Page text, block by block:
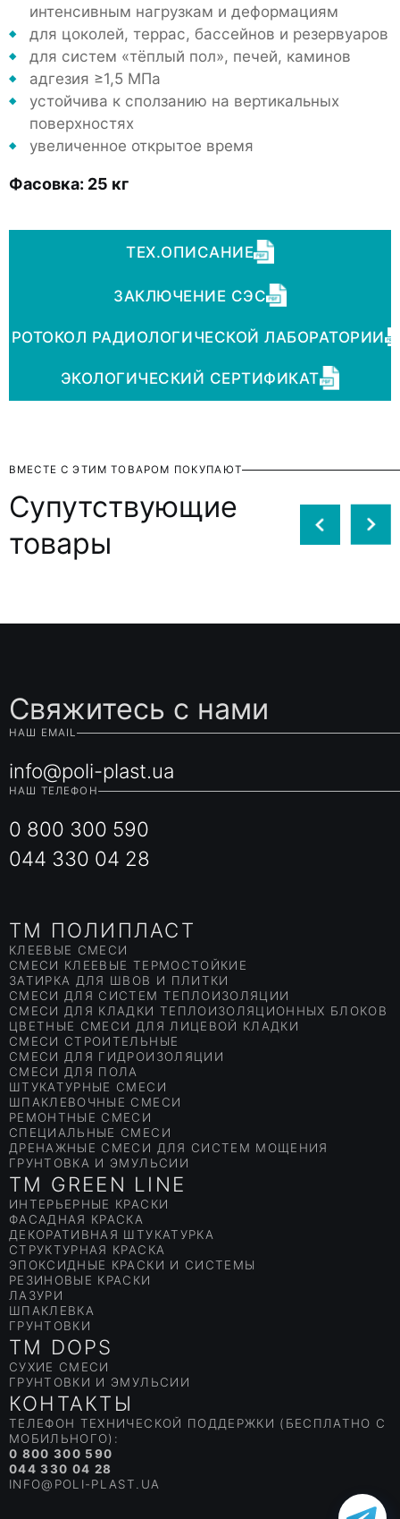
интенсивным нагрузкам и деформациям
для цоколей, террас, бассейнов и резервуаров
для систем «тёплый пол», печей, каминов
адгезия ≥1,5 МПа
устойчива к сползанию на вертикальных
поверхностях
увеличенное открытое время
Фасовка: 25 кг
ТЕХ.ОПИСАНИЕ
ЗАКЛЮЧЕНИЕ СЭС
ПРОТОКОЛ РАДИОЛОГИЧЕСКОЙ ЛАБОРАТОРИИ
ЭКОЛОГИЧЕСКИЙ СЕРТИФИКАТ
ВМЕСТЕ С ЭТИМ ТОВАРОМ ПОКУПАЮТ
Супутствующие
товары
Свяжитесь с нами
НАШ EMAIL
info@poli-plast.ua
НАШ ТЕЛЕФОН
0 800 300 590
044 330 04 28
TM ПОЛИПЛАСТ
КЛЕЕВЫЕ СМЕСИ
СМЕСИ КЛЕЕВЫЕ ТЕРМОСТОЙКИЕ
ЗАТИРКА ДЛЯ ШВОВ И ПЛИТКИ
СМЕСИ ДЛЯ СИСТЕМ ТЕПЛОИЗОЛЯЦИИ
СМЕСИ ДЛЯ КЛАДКИ ТЕПЛОИЗОЛЯЦИОННЫХ БЛОКОВ
ЦВЕТНЫЕ СМЕСИ ДЛЯ ЛИЦЕВОЙ КЛАДКИ
СМЕСИ СТРОИТЕЛЬНЫЕ
СМЕСИ ДЛЯ ГИДРОИЗОЛЯЦИИ
СМЕСИ ДЛЯ ПОЛА
ШТУКАТУРНЫЕ СМЕСИ
ШПАКЛЕВОЧНЫЕ СМЕСИ
РЕМОНТНЫЕ СМЕСИ
СПЕЦИАЛЬНЫЕ СМЕСИ
ДРЕНАЖНЫЕ СМЕСИ ДЛЯ СИСТЕМ МОЩЕНИЯ
ГРУНТОВКА И ЭМУЛЬСИИ
TM DOPS
СУХИЕ СМЕСИ
ГРУНТОВКИ И ЭМУЛЬСИИ
TM GREEN LINE
ИНТЕРЬЕРНЫЕ КРАСКИ
ФАСАДНАЯ КРАСКА
ДЕКОРАТИВНАЯ ШТУКАТУРКА
СТРУКТУРНАЯ КРАСКА
ЭПОКСИДНЫЕ КРАСКИ И СИСТЕМЫ
РЕЗИНОВЫЕ КРАСКИ
ЛАЗУРИ
ШПАКЛЕВКА
ГРУНТОВКИ
КОНТАКТЫ
ТЕЛЕФОН ТЕХНИЧЕСКОЙ ПОДДЕРЖКИ (БЕСПЛАТНО С
МОБИЛЬНОГО):
0 800 300 590
044 330 04 28
INFO@POLI-PLAST.UA